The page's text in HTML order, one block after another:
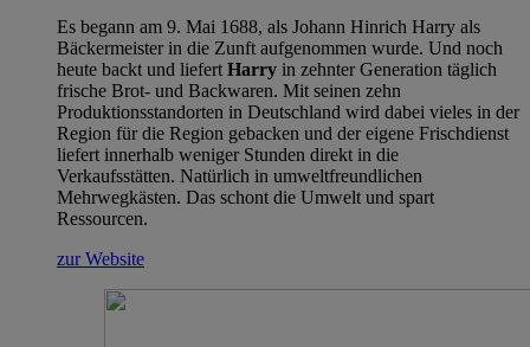
Es begann am 9. Mai 1688, als Johann Hinrich Harry als
Bäckermeister in die Zunft aufgenommen wurde. Und noch
heute backt und liefert Harry in zehnter Generation täglich
frische Brot- und Backwaren. Mit seinen zehn
Produktionsstandorten in Deutschland wird dabei vieles in der
Region für die Region gebacken und der eigene Frischdienst
liefert innerhalb weniger Stunden direkt in die
Verkaufsstätten. Natürlich in umweltfreundlichen
Mehrwegkästen. Das schont die Umwelt und spart
Ressourcen.
zur Website